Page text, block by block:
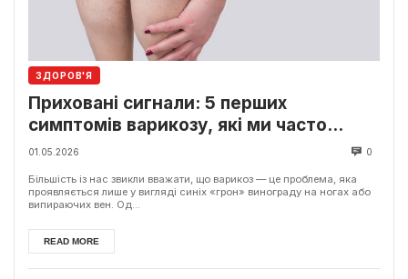
ЗДОРОВ'Я
Приховані сигнали: 5 перших
симптомів варикозу, які ми часто
ігноруємо
01.05.2026 0
Більшість із нас звикли вважати, що варикоз — це проблема, яка
проявляється лише у вигляді синіх «грон» винограду на ногах або
випираючих вен. Од...
READ MORE